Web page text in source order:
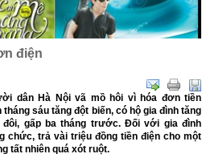
điện
dân Hà Nội vã mồ hôi vì hóa đơn tiền
tháng sáu tăng đột biến, có hộ gia đình tăng
đôi, gấp ba tháng trước. Đối với gia đình
chức, trả vài triệu đồng tiền điện cho một
tất nhiên quá xót ruột.